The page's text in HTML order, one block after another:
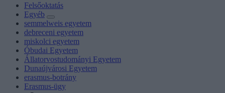
Felsőoktatás
Egyéb
semmelweis egyetem
debreceni egyetem
miskolci egyetem
Óbudai Egyetem
Állatorvostudományi Egyetem
Dunaújvárosi Egyetem
erasmus-botrány
Erasmus-ügy